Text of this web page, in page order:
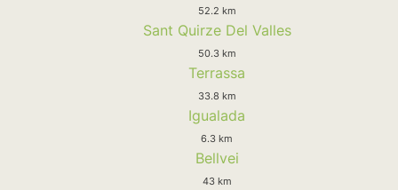
52.2 km
Sant Quirze Del Valles
50.3 km
Terrassa
33.8 km
Igualada
6.3 km
Bellvei
43 km